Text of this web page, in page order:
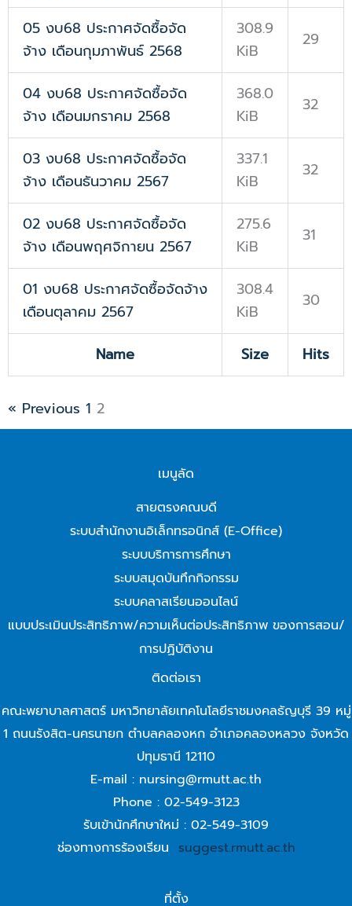
Name Size Hits
05 งบ68 ประกาศจัดซื้อจัด
จ้าง เดือนกุมภาพันธ์ 2568
308.9
KiB
29
04 งบ68 ประกาศจัดซื้อจัด
จ้าง เดือนมกราคม 2568
368.0
KiB
32
03 งบ68 ประกาศจัดซื้อจัด
จ้าง เดือนธันวาคม 2567
337.1
KiB
32
02 งบ68 ประกาศจัดซื้อจัด
จ้าง เดือนพฤศจิกายน 2567
275.6
KiB
31
01 งบ68 ประกาศจัดซื้อจัดจ้าง
เดือนตุลาคม 2567
308.4
KiB
30
« Previous 1 2
เมนูลัด
สายตรงคณบดี
ระบบสำนักงานอิเล็กทรอนิกส์ (E-Office)
ระบบบริการการศึกษา
ระบบสมุดบันทึกกิจกรรม
ระบบคลาสเรียนออนไลน์
แบบประเมินประสิทธิภาพ/ความเห็นต่อประสิทธิภาพ ของการสอน/
การปฏิบัติงาน
ติดต่อเรา
คณะพยาบาลศาสตร์ มหาวิทยาลัยเทคโนโลยีราชมงคลธัญบุรี 39 หมู่
1 ถนนรังสิต-นครนายก ตำบลคลองหก อำเภอคลองหลวง จังหวัด
ปทุมธานี 12110
E-mail : nursing@rmutt.ac.th
Phone : 02-549-3123
รับเข้านักศึกษาใหม่ : 02-549-3109
ช่องทางการร้องเรียน suggest.rmutt.ac.th
ที่ตั้ง